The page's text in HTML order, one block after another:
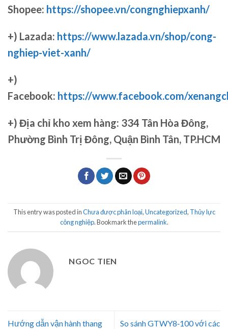
Shopee: https://shopee.vn/congnghiepxanh/
+) Lazada: https://www.lazada.vn/shop/cong-
nghiep-viet-xanh/
+)
Facebook: https://www.facebook.com/
+) Địa chỉ kho xem hàng: 334 Tân Hòa Đông,
Phường Bình Trị Đông, Quận Bình Tân, TP.HCM
This entry was posted inChưa được phân loại,Uncategorized, Thủy lực
công nghiệp. Bookmark thepermalink.
NGOC TIEN
Hướng dẫn vận hành thang
So sánh GTWY8‑100 với các